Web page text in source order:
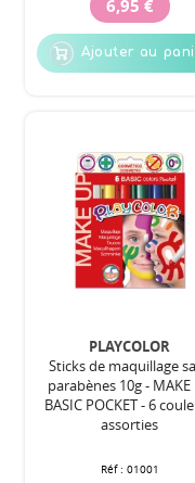
6,95 €
Ajouter au
PLAYCOLOR
Sticks de maquillage
parabènes 10g - MAKE
BASIC POCKET - 6
assorties
Réf : 01001